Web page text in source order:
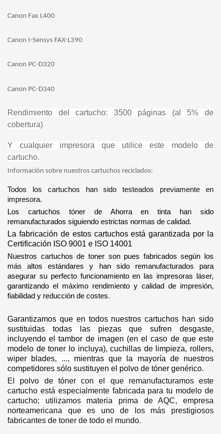
Canon Fax L400
Canon I-Sensys FAX-L390
Canon PC-D320
Canon PC-D340
Rendimiento del cartucho: 3500 páginas (al 5% de
cobertura)
Y cualquier impresora que utilice este modelo de
cartucho.
Información sobre nuestros cartuchos reciclados:
Todos los cartuchos han sido testeados previamente en
impresora.
Los cartuchos tóner de Ahorra en tinta han sido
remanufacturados siguiendo estrictas normas de calidad.
La fabricación de estos cartuchos está garantizada por la
Certificación ISO 9001 e ISO 14001
Nuestros cartuchos de toner son pues fabricados según los
más altos estándares y han sido remanufacturados para
asegurar su perfecto funcionamiento en las impresoras láser,
garantizando el máximo rendimiento y calidad de impresión,
fiabilidad y reducción de costes.
Garantizamos que en todos nuestros cartuchos han sido
sustituidas todas las piezas que sufren desgaste,
incluyendo el tambor de imagen (en el caso de que este
modelo de toner lo incluya), cuchillas de limpieza, rollers,
wiper blades, ..., mientras que la mayoría de nuestros
competidores sólo sustituyen el polvo de tóner genérico.
El polvo de tóner con el que remanufacturamos este
cartucho está especialmente fabricada para tu modelo de
cartucho; utilizamos materia prima de AQC, empresa
norteamericana que es uno de los más prestigiosos
fabricantes de toner de todo el mundo.